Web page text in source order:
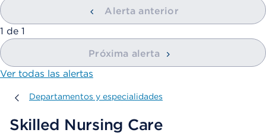
Alerta anterior
mostrando
1 de 1
Próxima alerta
Ver todas las alertas
Departamentos y especialidades
Departamentos y especialidades
Skilled Nursing Care